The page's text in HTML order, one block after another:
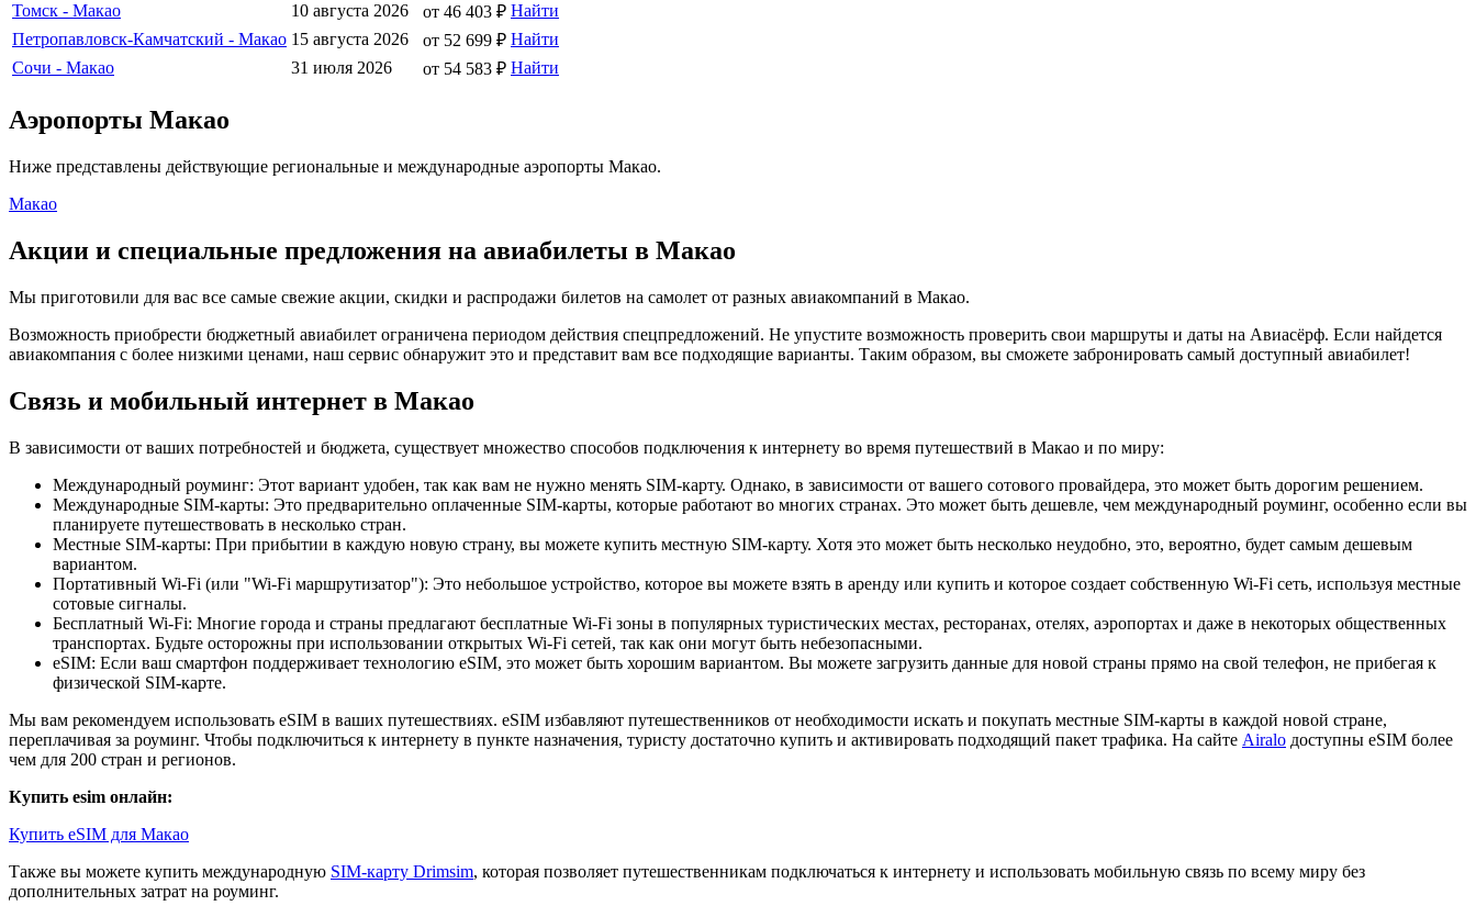
Томск - Макао
10 августа 2026 от 46 403 ₽ Найти
Петропавловск-Камчатский - Макао 15 августа 2026 от 52 699 ₽ Найти
Сочи - Макао
31 июля 2026 от 54 583 ₽ Найти
Аэропорты Макао
Ниже представлены действующие региональные и международные аэропорты Макао.
Макао
Акции и специальные предложения на авиабилеты в Макао
Мы приготовили для вас все самые свежие акции, скидки и распродажи билетов на самолет от разных авиакомпаний в Макао.
Возможность приобрести бюджетный авиабилет ограничена периодом действия спецпредложений. Не упустите возможность проверить свои маршруты и даты на Авиасёрф. Если найдется
авиакомпания с более низкими ценами, наш сервис обнаружит это и представит вам все подходящие варианты. Таким образом, вы сможете забронировать самый доступный авиабилет!
Связь и мобильный интернет в Макао
В зависимости от ваших потребностей и бюджета, существует множество способов подключения к интернету во время путешествий в Макао и по миру:
Международный роуминг: Этот вариант удобен, так как вам не нужно менять SIM-карту. Однако, в зависимости от вашего сотового провайдера, это может быть дорогим решением.
Международные SIM-карты: Это предварительно оплаченные SIM-карты, которые работают во многих странах. Это может быть дешевле, чем международный роуминг, особенно если вы
планируете путешествовать в несколько стран.
Местные SIM-карты: При прибытии в каждую новую страну, вы можете купить местную SIM-карту. Хотя это может быть несколько неудобно, это, вероятно, будет самым дешевым
вариантом.
Портативный Wi-Fi (или "Wi-Fi маршрутизатор"): Это небольшое устройство, которое вы можете взять в аренду или купить и которое создает собственную Wi-Fi сеть, используя местные
сотовые сигналы.
Бесплатный Wi-Fi: Многие города и страны предлагают бесплатные Wi-Fi зоны в популярных туристических местах, ресторанах, отелях, аэропортах и даже в некоторых общественных
транспортах. Будьте осторожны при использовании открытых Wi-Fi сетей, так как они могут быть небезопасными.
eSIM: Если ваш смартфон поддерживает технологию eSIM, это может быть хорошим вариантом. Вы можете загрузить данные для новой страны прямо на свой телефон, не прибегая к
физической SIM-карте.
Мы вам рекомендуем использовать eSIM в ваших путешествиях. eSIM избавляют путешественников от необходимости искать и покупать местные SIM-карты в каждой новой стране,
переплачивая за роуминг. Чтобы подключиться к интернету в пункте назначения, туристу достаточно купить и активировать подходящий пакет трафика. На сайте Airalo доступны eSIM более
чем для 200 стран и регионов.
Купить esim онлайн:
Купить eSIM для Макао
Также вы можете купить международную SIM-карту Drimsim, которая позволяет путешественникам подключаться к интернету и использовать мобильную связь по всему миру без
дополнительных затрат на роуминг.